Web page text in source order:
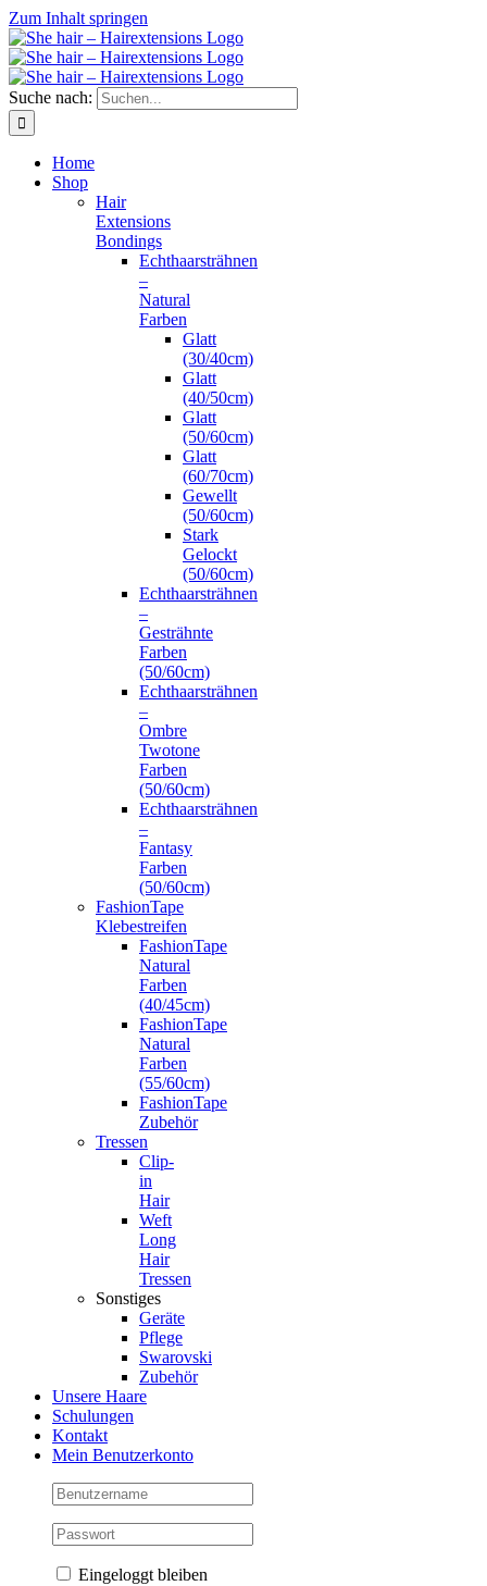
Zum Inhalt springen
Suche nach:
Home
Shop
Hair
Extensions
Bondings
Echthaarsträhnen
–
Natural
Farben
Glatt
(30/40cm)
Glatt
(40/50cm)
Glatt
(50/60cm)
Glatt
(60/70cm)
Gewellt
(50/60cm)
Stark
Gelockt
(50/60cm)
Echthaarsträhnen
–
Gesträhnte
Farben
(50/60cm)
Echthaarsträhnen
–
Ombre
Twotone
Farben
(50/60cm)
Echthaarsträhnen
–
Fantasy
Farben
(50/60cm)
FashionTape
Klebestreifen
FashionTape
Natural
Farben
(40/45cm)
FashionTape
Natural
Farben
(55/60cm)
FashionTape
Zubehör
Tressen
Clip-
in
Hair
Weft
Long
Hair
Tressen
Sonstiges
Geräte
Pflege
Swarovski
Zubehör
Unsere Haare
Schulungen
Kontakt
Mein Benutzerkonto
Eingeloggt bleiben